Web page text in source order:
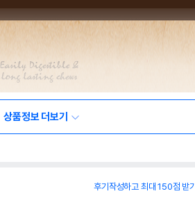
상품정보 더보기
후기작성하고 최대 150점 받기